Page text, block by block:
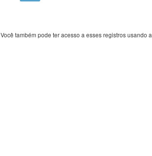
Você também pode ter acesso a esses registros usando a